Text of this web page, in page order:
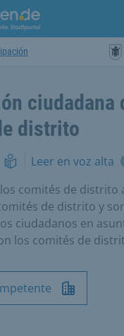
ciudadana
distrito
Leer en voz alta
comités de distrito
de distrito y
ciudadanos en
los comités de